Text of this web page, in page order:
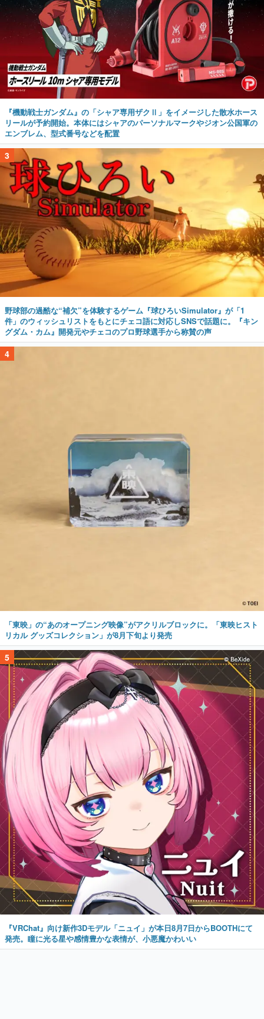
『機動戦士ガンダム』の「シャア専用ザクⅡ」をイメージした散水ホース
リールが予約開始。本体にはシャアのパーソナルマークやジオン公国軍の
エンブレム、型式番号などを配置
3
野球部の過酷な“補欠”を体験するゲーム『球ひろいSimulator』が「1
件」のウィッシュリストをもとにチェコ語に対応しSNSで話題に。『キン
グダム・カム』開発元やチェコのプロ野球選手から称賛の声
4
「東映」の“あのオープニング映像”がアクリルブロックに。「東映ヒスト
リカル グッズコレクション」が8月下旬より発売
5
『VRChat』向け新作3Dモデル「ニュイ」が本日8月7日からBOOTHにて
発売。瞳に光る星や感情豊かな表情が、小悪魔かわいい